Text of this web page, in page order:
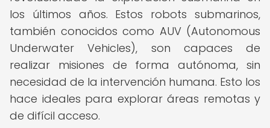
los últimos años. Estos robots submarinos,
también conocidos como AUV (Autonomous
Underwater Vehicles), son capaces de
realizar misiones de forma autónoma, sin
necesidad de la intervención humana. Esto los
hace ideales para explorar áreas remotas y
de difícil acceso.